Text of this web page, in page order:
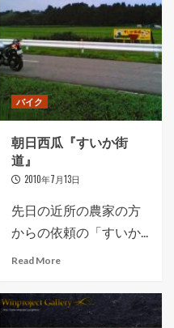
バイク
朝日西瓜『すいか街
道』
2010年7月13日
先日の近所の農家の方
からの依頼の「すいか...
Read More